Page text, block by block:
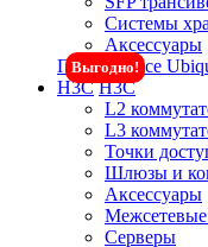
Системы
Аксессуары
Показать все
H3C
Выгодно!
H3C
L2
L3
Точки
Шлюзы и
Аксессуары
Серверы